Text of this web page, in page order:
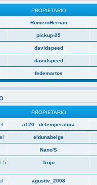
PROPIETARIO
RomeroHernan
pickup-25
davidspeed
davidspeed
fedemartos
PROPIETARIO
a120...detemperatura
eldunabeige
Nano'S
Trujo
agustiv_2008